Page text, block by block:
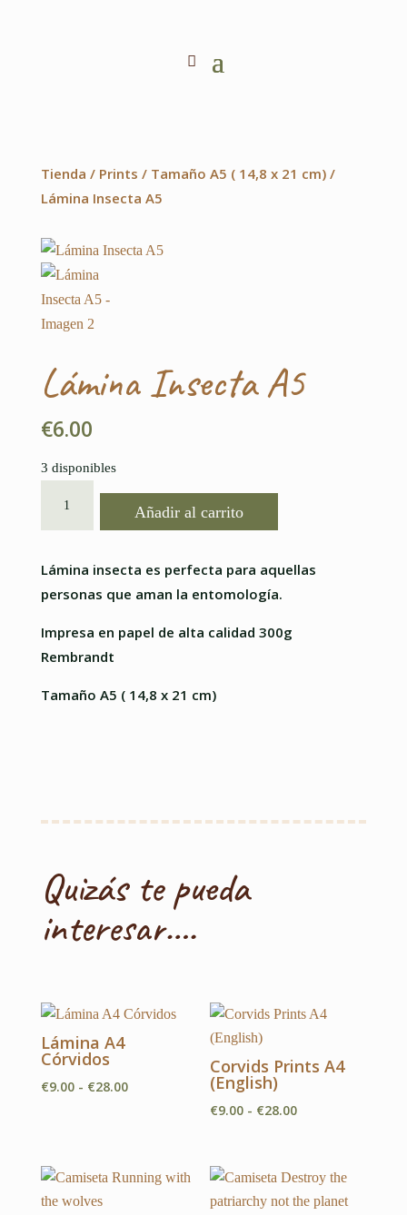
Tienda / Prints / Tamaño A5 ( 14,8 x 21 cm)/
Lámina Insecta A5
Lámina Insecta A5
€6.00
3 disponibles
INSECTA
CANTIDAD
Añadir al carrito
Lámina insecta es perfecta para aquellas
personas que aman la entomología.
Impresa en papel de alta calidad 300g
Rembrandt
Tamaño A5 ( 14,8 x 21 cm)
Quizás te pueda
interesar….
Lámina A4
Córvidos
€9.00 - €28.00Rango
€9.00
Corvids Prints A4
(English)
€9.00 - €28.00Rango
desde
€9.00